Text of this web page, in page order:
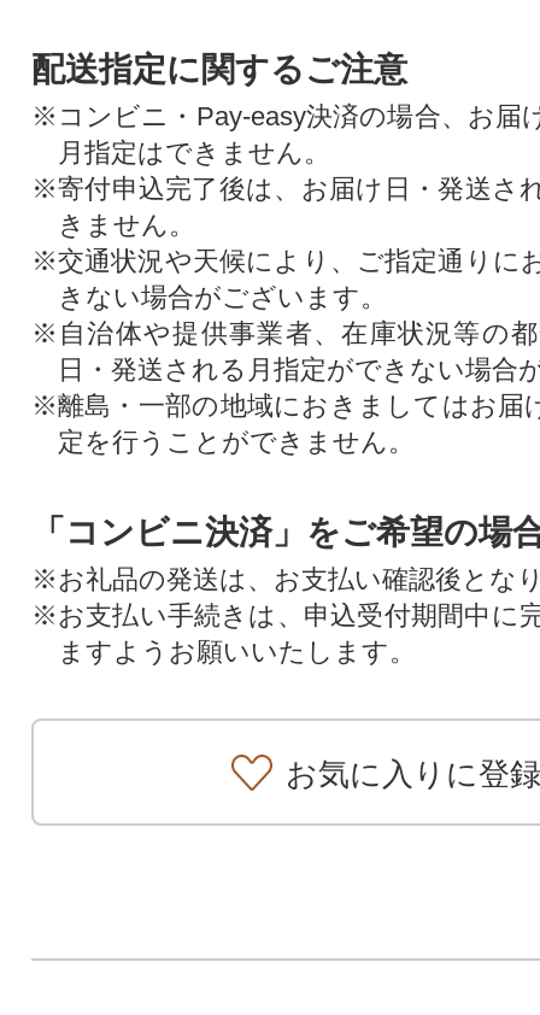
配送指定に関するご注意
※コンビニ・Pay-easy決済の場合、お届
月指定はできません。
※寄付申込完了後は、お届け日・発送さ
きません。
※交通状況や天候により、ご指定通りに
きない場合がございます。
※自治体や提供事業者、在庫状況等の
日・発送される月指定ができない場合
※離島・一部の地域におきましてはお届
定を行うことができません。
「コンビニ決済」をご希望の場
※お礼品の発送は、お支払い確認後とな
※お支払い手続きは、申込受付期間中に
ますようお願いいたします。
お気に入りに登録